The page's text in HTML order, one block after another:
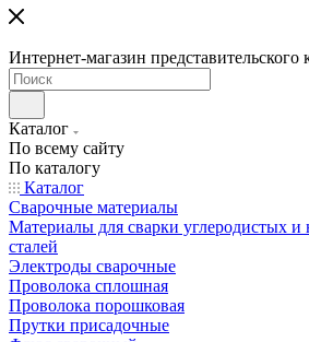
Интернет-магазин представительского
Каталог
По всему сайту
По каталогу
Каталог
Сварочные материалы
Материалы для сварки углеродистых и
сталей
Электроды сварочные
Проволока сплошная
Проволока порошковая
Прутки присадочные